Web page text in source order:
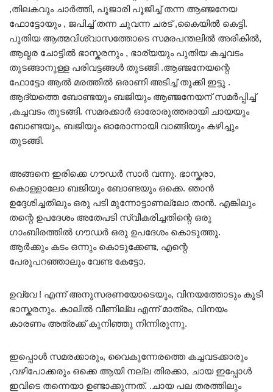
,തിലകവും ചാർത്തി, പൂജാരി പൂജിച്ച് തന്ന ആഞ്ജനേയ
ഫോട്ടോയും , ജപിച്ച് തന്ന ചുവന്ന ചരട് ,കൈയിൽ കെട്ടി.
പുതിയ ആത്മവിശ്വാസത്തോടെ സമരപന്തലിൽ അരികിൽ,
ആല്മര ചോട്ടിൽ ഭാസ്കരനും , ഭാര്യയും പുതിയ കച്ചവടം
തുടങ്ങാനുള്ള പരിവട്ടങ്ങൾ തുടങ്ങി .ആഞ്ജനേയന്റെ
ഫോട്ടോ ആൽ മരത്തിൽ ഒരാണി അടിച്ച് തൂക്കി ഇട്ടു .
ആദ്യത്തെ ബോണ്ടയും ബജിയും ആഞ്ജനേയന് സമർപ്പിച്ച്
,കച്ചവടം തുടങ്ങി. സമരക്കാർ ഓരോരുത്തരായി ചായയും
ബോണ്ടയും, ബജിയും ഓരോന്നായി വാങ്ങിയും കഴിച്ചും
തുടങ്ങി.
അങ്ങനെ ഇരിക്കെ ഗൗഡർ സാർ വന്നു. ഭാസ്കരാ,
കൊള്ളാലോ ബജിയും ബോണ്ടയും ഒക്കെ. ഞാൻ
ഉദ്ദേശിച്ചതിലും ഒരു പടി മുന്നോട്ടാണല്ലോ താൻ. എങ്കിലും
തന്റെ ഉപദേശം അതേപടി സ്വീകരിച്ചതിന്റെ ഒരു
ഗാംബിരത്തിൽ ഗൗഡർ ഒരു ഉപദേശം കൊടുത്തു.
ആർക്കും കടം ഒന്നും കൊടുക്കേണ്ട, എന്റെ
പേരുപറഞ്ഞാലും വേണ്ട കേട്ടോ.
ഉവ്വേ ! എന്ന് അനുസരണയോടെയും, വിനയത്തോടും കൂടി
ഭാസ്കരനും. കാലിൽ വീണില്ല എന്ന് മാത്രം, വിനയം
കാരണം അത്രക്ക് കുനിഞ്ഞു നിന്നിരുന്നു.
ഇപ്പൊൾ സമരക്കാരും, വൈകുന്നേരത്തെ കച്ചവടക്കാരും
,വഴിപോക്കരും ഒക്കെ ആയി നല്ല തിരക്കാ, ചായ ഇപ്പോൾ
ഇവിടെ തന്നെയാ ഉണ്ടാക്കുന്നത്. .ചായ പല തരത്തിലും